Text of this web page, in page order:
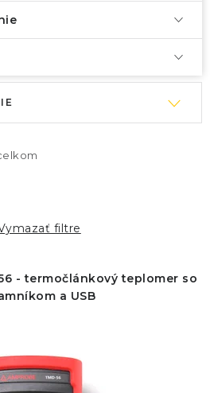
filtre
- termočlánkový teplomer so
a USB